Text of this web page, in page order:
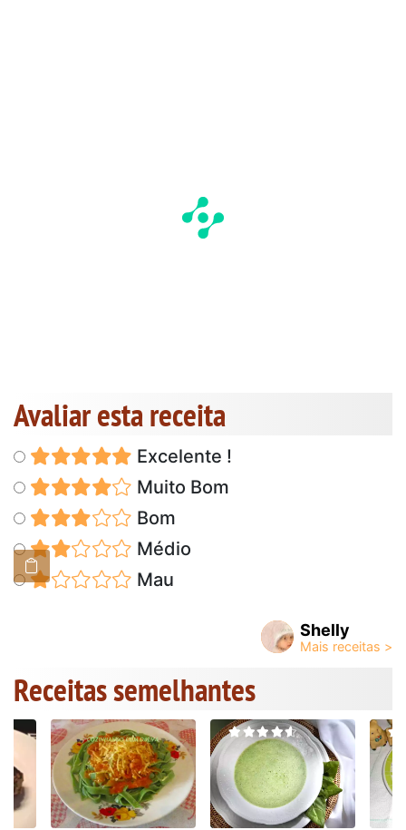
Avaliar esta receita
Excelente !
Muito Bom
Bom
Médio
Mau
Shelly
Receitas semelhantes